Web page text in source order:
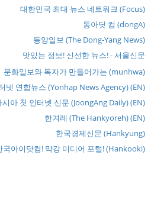
대한민국 최대 뉴스 네트워크 (Focus)
동아닷 컴 (dongA)
동양일보 (The Dong-Yang News)
맛있는 정보! 신선한 뉴스! - 서울신문
문화일보와 독자가 만들어가는 (munhwa)
넷 연합뉴스 (Yonhap News Agency) (EN)
시아 첫 인터넷 신문 (JoongAng Daily) (EN)
한겨레 (The Hankyoreh) (EN)
한국경제신문 (Hankyung)
국아이닷컴! 막강 미디어 포털! (Hankooki)